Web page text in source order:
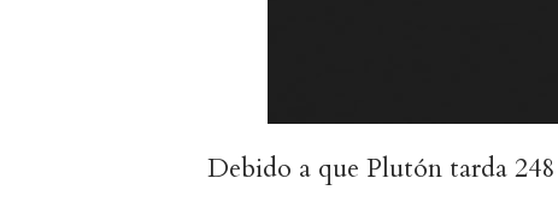
Debido a que Plutón tarda